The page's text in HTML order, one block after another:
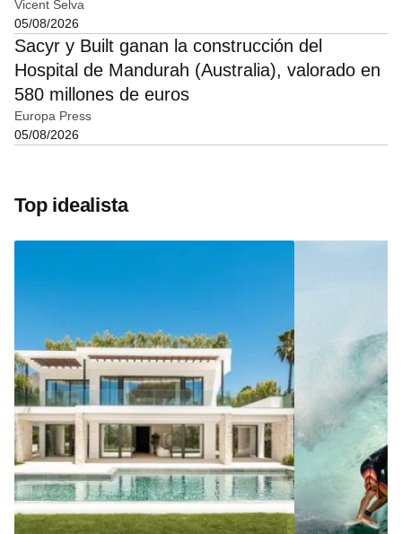
Vicent Selva
05/08/2026
Sacyr y Built ganan la construcción del
Hospital de Mandurah (Australia), valorado en
580 millones de euros
Europa Press
05/08/2026
Top idealista